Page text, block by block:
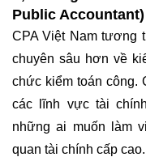
Public Accountant)
CPA Việt Nam tương
chuyên sâu hơn về
chức kiểm toán công.
các lĩnh vực tài
những ai muốn làm
quan tài chính cấp cao.